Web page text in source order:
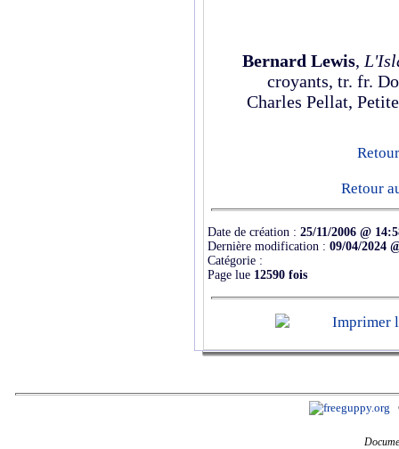
Bernard Lewis,
croyants, tr. fr.
Charles Pellat,
Retour
Date de création : 25/11/2006 @
Dernière modification : 09/04/2024
Catégorie :
Page lue 12590 fois